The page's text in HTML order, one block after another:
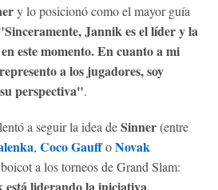
y lo posicionó como el mayor guía
Jannik es el líder y la
este momento. En cuanto a mi
a los jugadores, soy
perspectiva".
a seguir la idea deSinner(entre
, Coco GauffoNovak
a los torneos de Grand Slam:
liderando la iniciativa,